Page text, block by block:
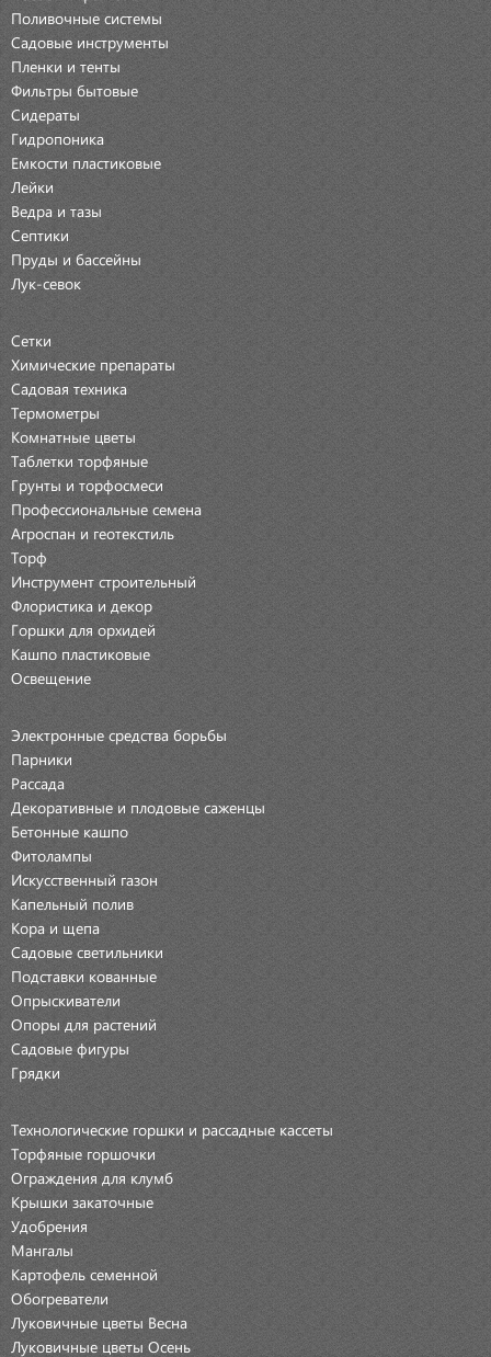
Поливочные системы
Садовые инструменты
Пленки и тенты
Фильтры бытовые
Сидераты
Гидропоника
Емкости пластиковые
Лейки
Ведра и тазы
Септики
Пруды и бассейны
Лук-севок
Сетки
Химические препараты
Садовая техника
Термометры
Комнатные цветы
Таблетки торфяные
Грунты и торфосмеси
Профессиональные семена
Агроспан и геотекстиль
Торф
Инструмент строительный
Флористика и декор
Горшки для орхидей
Кашпо пластиковые
Освещение
Электронные средства борьбы
Парники
Рассада
Декоративные и плодовые саженцы
Бетонные кашпо
Фитолампы
Искусственный газон
Капельный полив
Кора и щепа
Садовые светильники
Подставки кованные
Опрыскиватели
Опоры для растений
Садовые фигуры
Грядки
Технологические горшки и рассадные кассеты
Торфяные горшочки
Ограждения для клумб
Крышки закаточные
Удобрения
Мангалы
Картофель семенной
Обогреватели
Луковичные цветы Весна
Луковичные цветы Осень